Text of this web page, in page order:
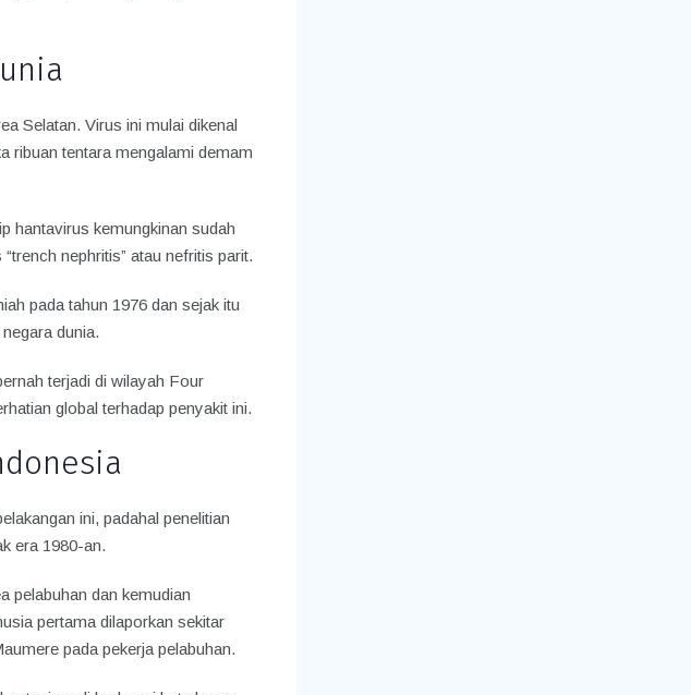
Selatan. Virus ini mulai dikenal
ribuan tentara mengalami demam
hantavirus kemungkinan sudah
nephritis” atau nefritis parit.
pada tahun 1976 dan sejak itu
dunia.
terjadi di wilayah Four
global terhadap penyakit ini.
ini, padahal penelitian
era 1980-an.
pelabuhan dan kemudian
pertama dilaporkan sekitar
pada pekerja pelabuhan.